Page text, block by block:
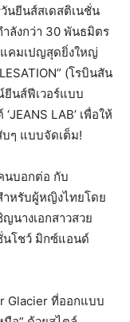
นยีนส์สเดสติเนชั่น
ลังกว่า 30 พันธมิตร
คมเปญสุดยิ่งใหญ่
(โรบินสัน
ยีนส์ฟีเวอร์แบบ
LAB’ เพื่อให้
ๆ แบบจัดเต็ม!
นบอกต่อ กับ
ำหรับผู้หญิงไทยโดย
นางเอกสาวสวย
นโชว์ มิกซ์แอนด์
Glacier ที่ออกแบบ